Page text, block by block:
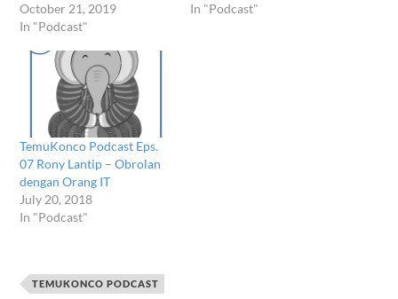
October 21, 2019
In "Podcast"
In "Podcast"
TemuKonco Podcast Eps.
07 Rony Lantip – Obrolan
dengan Orang IT
July 20, 2018
In "Podcast"
TEMUKONCO PODCAST